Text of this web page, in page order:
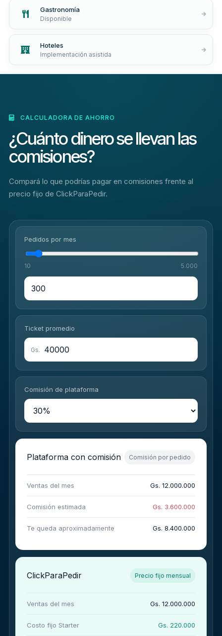
Gastronomía
Disponible
Hoteles
Implementación asistida
CALCULADORA DE AHORRO
¿Cuánto dinero se llevan las
comisiones?
Compará lo que podrías pagar en comisiones frente al
precio fijo de ClickParaPedir.
Pedidos por mes
10 5.000
Ticket promedio
Gs.
Comisión de plataforma
Plataforma con comisión Comisión por pedido
Ventas del mes Gs. 12.000.000
Comisión estimada Gs. 3.600.000
Te queda aproximadamente Gs. 8.400.000
ClickParaPedir Precio fijo mensual
Ventas del mes Gs. 12.000.000
Costo fijo Starter Gs. 220.000